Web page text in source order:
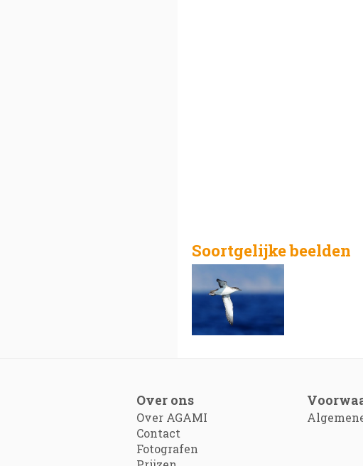
Soortgelijke beelden
Over ons
Over AGAMI
Contact
Fotografen